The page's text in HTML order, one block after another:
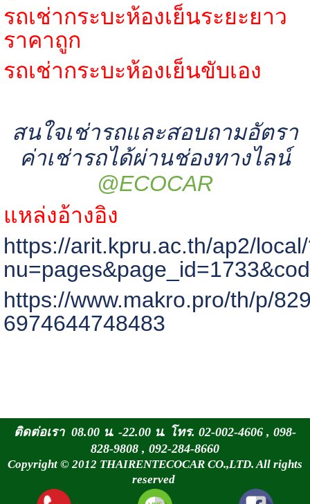
รถเช่ากระบะห้องเย็นระยะยาว
ราคาถูก
รถเช่ากระบะห้องเย็นขับเอง
สนใจเช่ารถและสอบถามอัตรา
ค่าเช่ารถได้ผ่านช่องทางไลน์
@ECOCAR
แหล่งอ้างอิง
https://arit.kpru.ac.th/ap2/
nu=pages&page_id=1733
https://www.makro.pro/th/p/
6974644748483
ติดต่อเรา 08.00 น. -22.00 น. โทร. 02-002-4606 , 098-
828-9808 , 092-284-8660
Copyright © 2012 THAIRENTECOCAR CO.,LTD. All rights
reserved